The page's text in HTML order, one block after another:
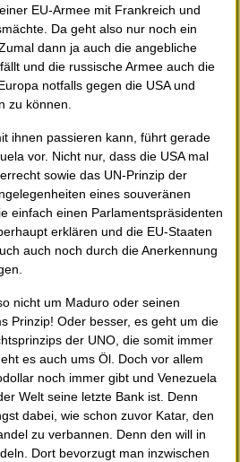
EU-Armee mit Frankreich und
Da geht also nur noch ein
dann ja auch die angebliche
und die russische Armee auch die
notfalls gegen die USA und
zu können.
ihnen passieren kann, führt gerade
vor. Nicht nur, dass die USA mal
sowie das UN-Prinzip der
eines souveränen
einfach einen Parlamentspräsidenten
erklären und die EU-Staaten
auch noch durch die Anerkennung
nicht um Maduro oder seinen
Prinzip! Oder besser, es geht um die
der UNO, die somit immer
es auch ums Öl. Doch vor allem
noch immer gibt und Venezuela
Welt seine letzte Bank ist. Denn
dabei, wie schon zuvor Katar, den
zu verbannen. Denn den will in
Dort bevorzugt man inzwischen